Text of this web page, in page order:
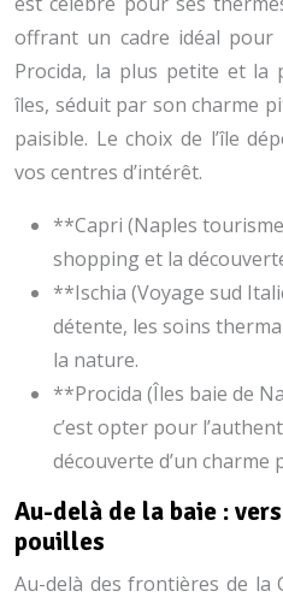
offrant un cadre idéal
Procida, la plus petite et la
îles, séduit par son charme
paisible. Le choix de l’île
vos centres d’intérêt.
**Capri (Naples
shopping et la
**Ischia (Voyage sud
détente, les soins
la nature.
**Procida (Îles baie de
c’est opter pour
découverte d’un charme
Au-delà de la baie :
pouilles
Au-delà des frontières de la